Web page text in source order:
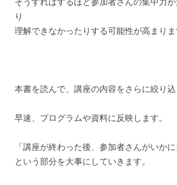
り
理解できなかったりする可能性が高まりま
本書を読んで、講座の内容をさらに絞り込
早速、プログラムや資料に反映します。
「講座が終わった後、参加者さんがいか
という部分を大事にしていきます。